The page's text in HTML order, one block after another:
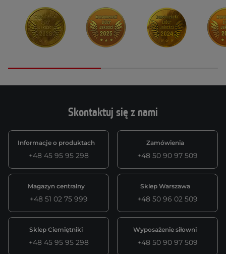
Skontaktuj się z nami
Informacje o produktach
+48 45 95 95 298
Zamówienia
+48 50 90 97 509
Magazyn centralny
+48 51 02 75 999
Sklep Warszawa
+48 50 96 02 509
Sklep Ciemiętniki
+48 45 95 95 298
Wyposażenie siłowni
+48 50 90 97 509